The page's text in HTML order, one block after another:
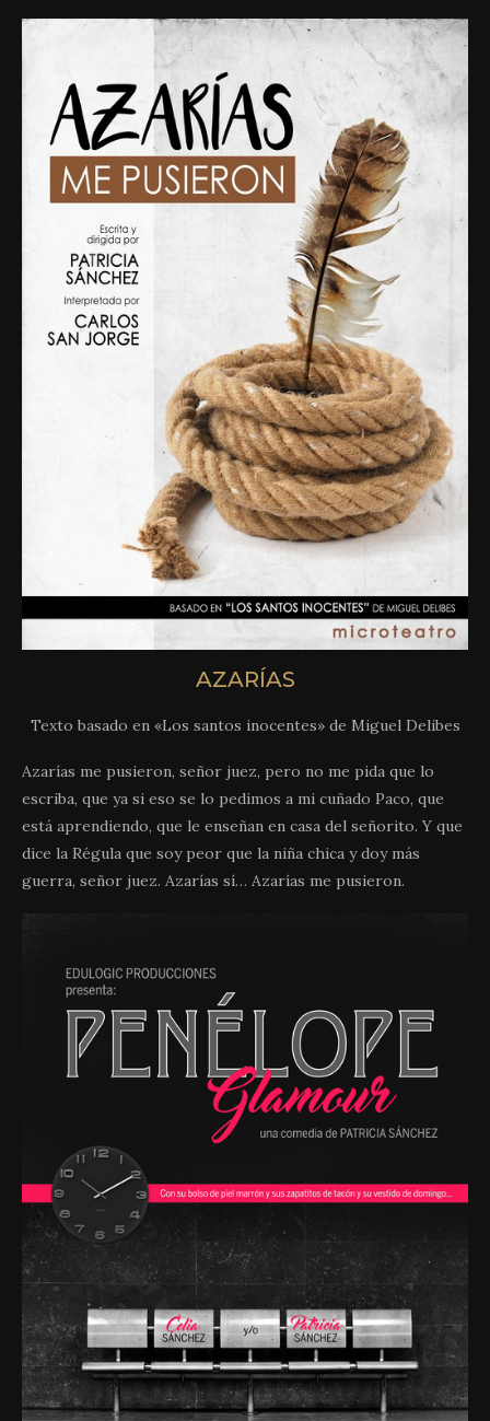
AZARÍAS
Texto basado en «Los santos inocentes» de Miguel Delibes
Azarías me pusieron, señor juez, pero no me pida que lo
escriba, que ya si eso se lo pedimos a mi cuñado Paco, que
está aprendiendo, que le enseñan en casa del señorito. Y que
dice la Régula que soy peor que la niña chica y doy más
guerra, señor juez. Azarías sí… Azarías me pusieron.